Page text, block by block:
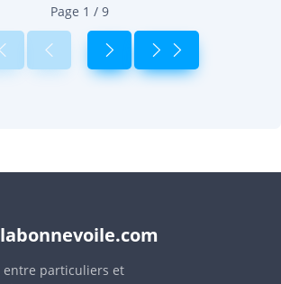
Page 1 / 9
labonnevoile.com
entre particuliers et